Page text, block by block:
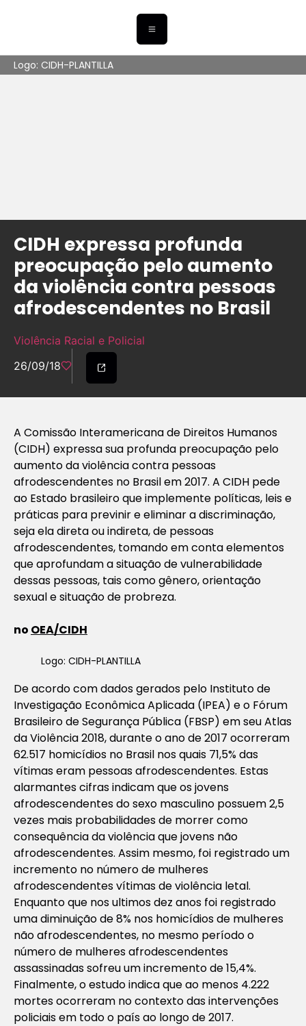
Logo: CIDH-PLANTILLA
CIDH expressa profunda
preocupação pelo aumento
da violência contra pessoas
afrodescendentes no Brasil
Violência Racial e Policial
26/09/18
A Comissão Interamericana de Direitos Humanos
(CIDH) expressa sua profunda preocupação pelo
aumento da violência contra pessoas
afrodescendentes no Brasil em 2017. A CIDH pede
ao Estado brasileiro que implemente políticas, leis e
práticas para previnir e eliminar a discriminação,
seja ela direta ou indireta, de pessoas
afrodescendentes, tomando em conta elementos
que aprofundam a situação de vulnerabilidade
dessas pessoas, tais como gênero, orientação
sexual e situação de probreza.
no OEA/CIDH
Logo: CIDH-PLANTILLA
De acordo com dados gerados pelo Instituto de
Investigação Econômica Aplicada (IPEA) e o Fórum
Brasileiro de Segurança Pública (FBSP) em seu Atlas
da Violência 2018, durante o ano de 2017 ocorreram
62.517 homicídios no Brasil nos quais 71,5% das
vítimas eram pessoas afrodescendentes. Estas
alarmantes cifras indicam que os jovens
afrodescendentes do sexo masculino possuem 2,5
vezes mais probabilidades de morrer como
consequência da violência que jovens não
afrodescendentes. Assim mesmo, foi registrado um
incremento no número de mulheres
afrodescendentes vítimas de violência letal.
Enquanto que nos ultimos dez anos foi registrado
uma diminuição de 8% nos homicídios de mulheres
não afrodescendentes, no mesmo período o
número de mulheres afrodescendentes
assassinadas sofreu um incremento de 15,4%.
Finalmente, o estudo indica que ao menos 4.222
mortes ocorreram no contexto das intervenções
policiais em todo o país ao longo de 2017.